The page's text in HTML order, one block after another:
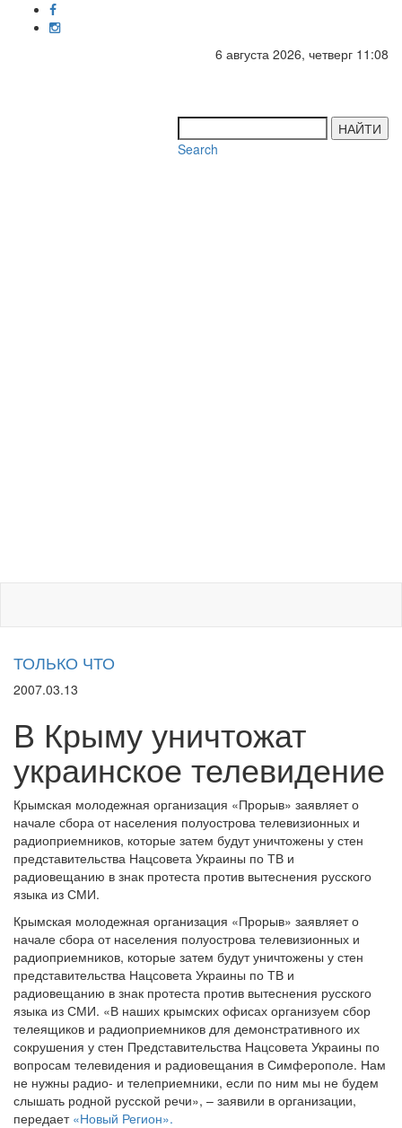
6 августа 2026, четверг 11:08
НАЙТИ
Search
ТОЛЬКО ЧТО
2007.03.13
В Крыму уничтожат
украинское телевидение
Крымская молодежная организация «Прорыв» заявляет о
начале сбора от населения полуострова телевизионных и
радиоприемников, которые затем будут уничтожены у стен
представительства Нацсовета Украины по ТВ и
радиовещанию в знак протеста против вытеснения русского
языка из СМИ.
Крымская молодежная организация «Прорыв» заявляет о
начале сбора от населения полуострова телевизионных и
радиоприемников, которые затем будут уничтожены у стен
представительства Нацсовета Украины по ТВ и
радиовещанию в знак протеста против вытеснения русского
языка из СМИ. «В наших крымских офисах организуем сбор
телеящиков и радиоприемников для демонстративного их
сокрушения у стен Представительства Нацсовета Украины по
вопросам телевидения и радиовещания в Симферополе. Нам
не нужны радио- и телеприемники, если по ним мы не будем
слышать родной русской речи», – заявили в организации,
передает «Новый Регион».